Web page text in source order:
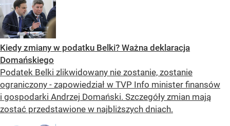
Kiedy zmiany w podatku Belki? Ważna deklaracja
Domańskiego
Podatek Belki zlikwidowany nie zostanie, zostanie
ograniczony - zapowiedział w TVP Info minister finansów
i gospodarki Andrzej Domański. Szczegóły zmian mają
zostać przedstawione w najbliższych dniach.